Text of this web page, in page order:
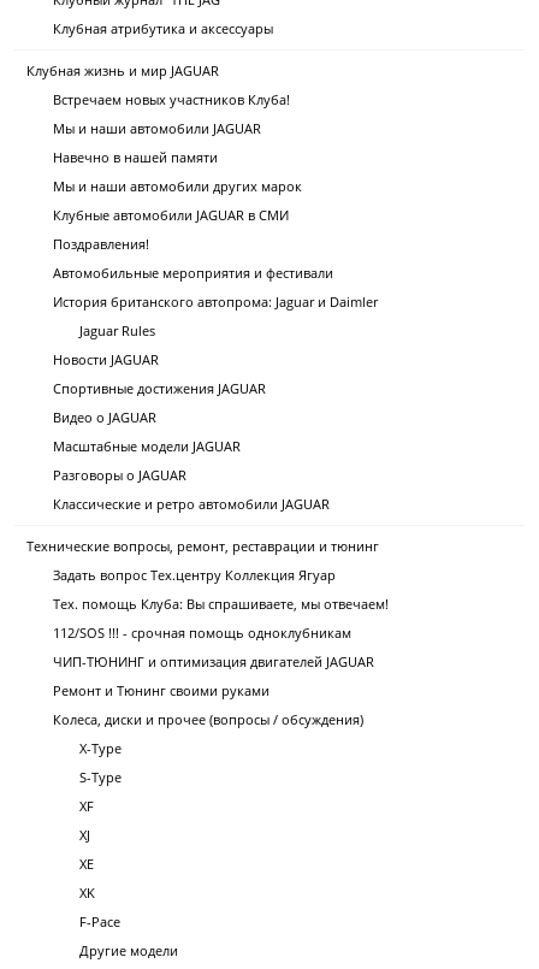
Клубная атрибутика и аксессуары
Клубная жизнь и мир JAGUAR
Встречаем новых участников Клуба!
Мы и наши автомобили JAGUAR
Навечно в нашей памяти
Мы и наши автомобили других марок
Клубные автомобили JAGUAR в СМИ
Поздравления!
Автомобильные мероприятия и фестивали
История британского автопрома: Jaguar и Daimler
Jaguar Rules
Новости JAGUAR
Спортивные достижения JAGUAR
Видео о JAGUAR
Масштабные модели JAGUAR
Разговоры о JAGUAR
Классические и ретро автомобили JAGUAR
Технические вопросы, ремонт, реставрации и тюнинг
Задать вопрос Тех.центру Коллекция Ягуар
Тех. помощь Клуба: Вы спрашиваете, мы отвечаем!
112/SOS !!! - срочная помощь одноклубникам
ЧИП-ТЮНИНГ и оптимизация двигателей JAGUAR
Ремонт и Тюнинг своими руками
Колеса, диски и прочее (вопросы / обсуждения)
X-Type
S-Type
XF
XJ
XE
XK
F-Pace
Другие модели